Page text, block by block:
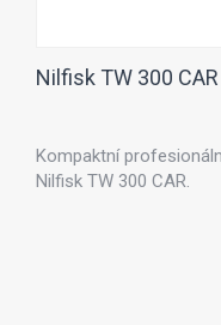
Nilfisk TW 300 CAR
Kompaktní
Nilfisk TW 300 CAR.